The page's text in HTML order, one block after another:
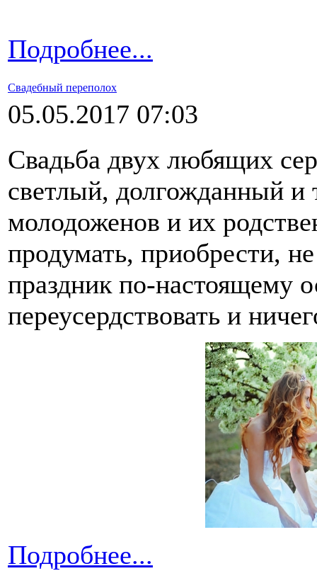
Подробнее...
Свадебный переполох
05.05.2017 07:03
Свадьба двух любящих
светлый, долгожданный и
молодоженов и их
продумать, приобрести,
праздник по-настоящему
переусердствовать и
Подробнее...